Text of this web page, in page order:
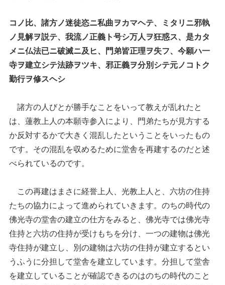
コノ比、諸方ノ迷徒恣ニ私曲ヲカマヘテ、ミタリニ邪執
ノ見解ヲ説テ、我流ノ正義ト号シ万人ヲ狂惑ス、是カタ
メニ仏法已ニ破滅ニ及ヒ、門弟皆正理ヲ失フ、今願ハ一
寺ヲ建立シテ法跡ヲツキ、邪正義ヲ分別シテ元ノコトク
勤行ヲ修スヘシ
諸方の人びとが勝手なことをいって教えが乱れたと
は、蓮教上人の本願寺参入により、門弟たちが見方する
か反対するかで大きく混乱したということをいったもの
です。その混乱を収めるために堂舎を再建するのだと述
べられているのです。
この再建はまさに経誉上人、光教上人と、六坊の住持
たちの協力によって進められていきます。のちの時代の
佛光寺の堂舎の建立の仕方をみると、佛光寺では佛光寺
住持と六坊の住持が受けもちを分け、一つの建物は佛光
寺住持が建立し、別の建物は六坊の住持が建立するとい
うふうに分担して堂舎を建立しています。分担して堂舎
を建立していることが確認できるのはのちの時代のこと